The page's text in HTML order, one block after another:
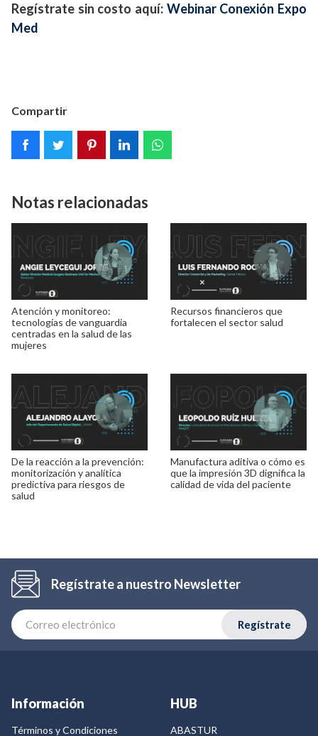
Regístrate sin costo aquí: Webinar Conexión Expo
Med
Compartir
Notas relacionadas
Atención y monitoreo:
tecnologías de vanguardia
centradas en la salud de las
mujeres
Recursos financieros que
fortalecen el sector salud
De la reacción a la prevención:
monitorización y analítica
predictiva para riesgos de
salud
Manufactura aditiva o cómo es
que la impresión 3D dignifica la
calidad de vida del paciente
Regístrate a nuestro Newsletter
Regístrate
Información
Términos y Condiciones
HUB
ABASTUR